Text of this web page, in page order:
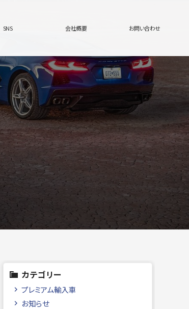
SNS 会社概要 お問い合わせ
カテゴリー
プレミアム輸入車
お知らせ